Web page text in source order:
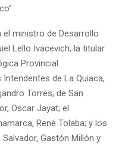
ministro de Desarrollo
Lello Ivacevich; la titular
Provincial
Intendentes de La Quiaca,
Torres; de San
Oscar Jayat; el
René Tolaba; y los
Gastón Millón y